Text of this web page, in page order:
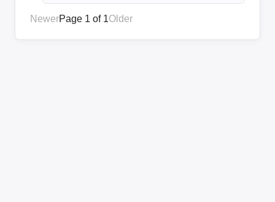
NewerPage 1 of 1Older